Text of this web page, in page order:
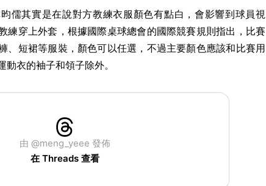
儒其實是在說對方教練衣服顏色有點白，會影響到球員視
練穿上外套，根據國際桌球總會的國際競賽規則指出，比賽
、短裙等服裝，顏色可以任選，不過主要顏色應該和比賽用
衣的袖子和領子除外。
由 @meng_yeee 發佈
在 Threads 查看